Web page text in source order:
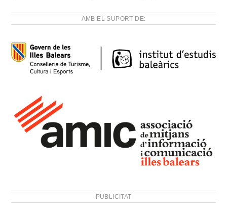
AMB EL SUPORT DE:
PUBLICITAT